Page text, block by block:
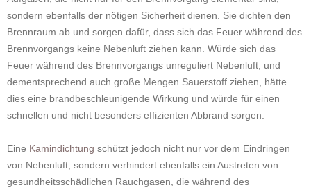
sondern ebenfalls der nötigen Sicherheit dienen. Sie dichten den
Brennraum ab und sorgen dafür, dass sich das Feuer während des
Brennvorgangs keine Nebenluft ziehen kann. Würde sich das
Feuer während des Brennvorgangs unreguliert Nebenluft, und
dementsprechend auch große Mengen Sauerstoff ziehen, hätte
dies eine brandbeschleunigende Wirkung und würde für einen
schnellen und nicht besonders effizienten Abbrand sorgen.
Eine Kamindichtung schützt jedoch nicht nur vor dem Eindringen
von Nebenluft, sondern verhindert ebenfalls ein Austreten von
gesundheitsschädlichen Rauchgasen, die während des